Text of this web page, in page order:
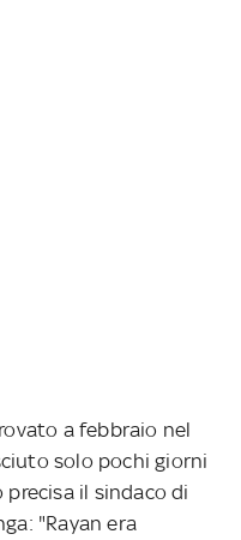
a febbraio nel
solo pochi giorni
precisa il sindaco di
"Rayan era